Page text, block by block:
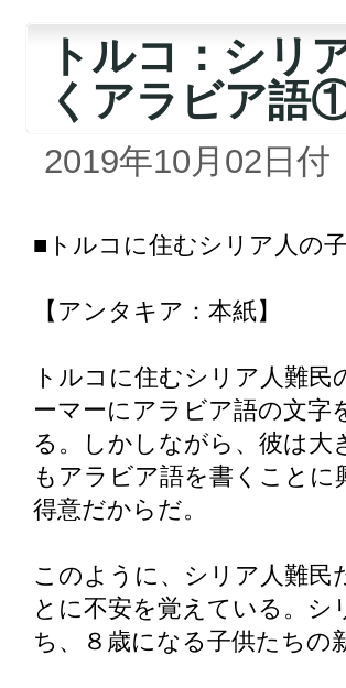
トルコ：シリ
くアラビア語
2019年10月02日
■トルコに住むシリア人の
【アンタキア：本紙】
トルコに住むシリア人難
ーマーにアラビア語の文字
る。しかしながら、彼は大
もアラビア語を書くこと
得意だからだ。
このように、シリア人難民
とに不安を覚えている。シ
ち、８歳になる子供たち